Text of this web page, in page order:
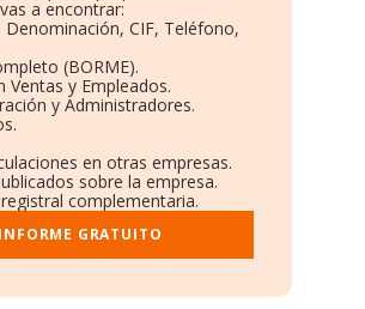
a encontrar:
CIF, Teléfono,
(BORME).
Ventas y Empleados.
y Administradores.
en otras empresas.
sobre la empresa.
complementaria.
GRATUITO